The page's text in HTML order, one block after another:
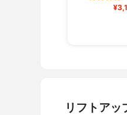
リフトア